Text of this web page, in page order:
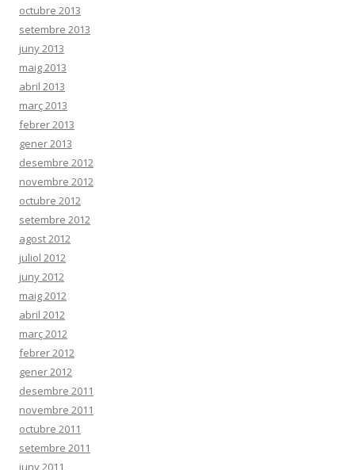
octubre 2013
setembre 2013
juny 2013
maig 2013
abril 2013
març 2013
febrer 2013
gener 2013
desembre 2012
novembre 2012
octubre 2012
setembre 2012
agost 2012
juliol 2012
juny 2012
maig 2012
abril 2012
març 2012
febrer 2012
gener 2012
desembre 2011
novembre 2011
octubre 2011
setembre 2011
juny 2011